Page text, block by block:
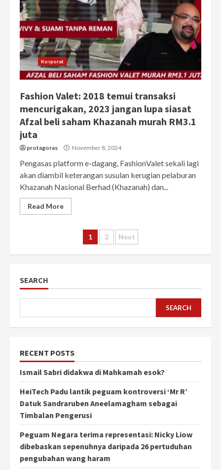
Korporat
Fashion Valet: 2018 temui transaksi
mencurigakan, 2023 jangan lupa siasat
Afzal beli saham Khazanah murah RM3.1
juta
protagoras November 8, 2024
Pengasas platform e-dagang, FashionValet sekali lagi
akan diambil keterangan susulan kerugian pelaburan
Khazanah Nasional Berhad (Khazanah) dan...
Read More
Posts
pagination
1 2 Next
SEARCH
SEARCH
RECENT POSTS
Ismail Sabri didakwa di Mahkamah esok?
HeiTech Padu lantik peguam kontroversi ‘Mr R’
Datuk Sandraruben Aneelamagham sebagai
Timbalan Pengerusi
Peguam Negara terima representasi: Nicky Liow
dibebaskan sepenuhnya daripada 26 pertuduhan
pengubahan wang haram